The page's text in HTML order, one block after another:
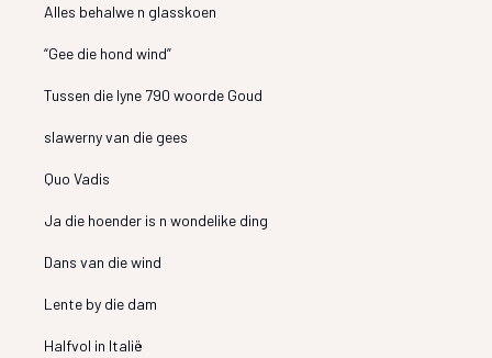
Alles behalwe n glasskoen
“Gee die hond wind”
Tussen die lyne 790 woorde Goud
slawerny van die gees
Quo Vadis
Ja die hoender is n wondelike ding
Dans van die wind
Lente by die dam
Halfvol in Italië